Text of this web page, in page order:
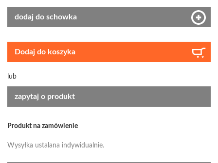
dodaj do schowka
Dodaj do koszyka
lub
zapytaj o produkt
Produkt na zamówienie
Wysyłka ustalana indywidualnie.